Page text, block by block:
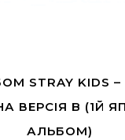
STRAY KIDS –
ВЕРСІЯ B (1Й
АЛЬБОМ)